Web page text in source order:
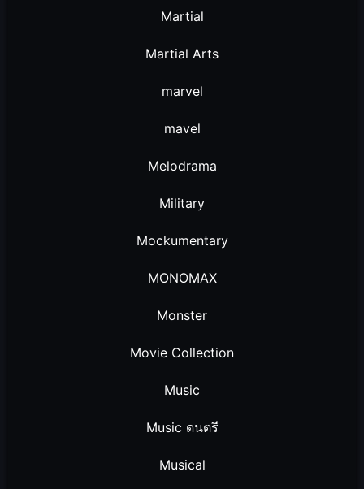
Martial
Martial Arts
marvel
mavel
Melodrama
Military
Mockumentary
MONOMAX
Monster
Movie Collection
Music
Music ดนตรี
Musical